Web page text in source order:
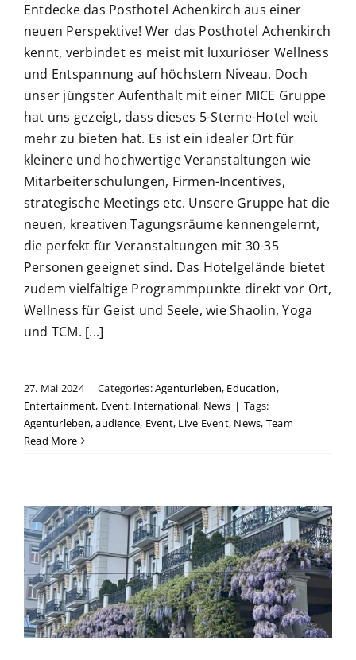
Entdecke das Posthotel Achenkirch aus einer
neuen Perspektive! Wer das Posthotel Achenkirch
kennt, verbindet es meist mit luxuriöser Wellness
und Entspannung auf höchstem Niveau. Doch
unser jüngster Aufenthalt mit einer MICE Gruppe
hat uns gezeigt, dass dieses 5-Sterne-Hotel weit
mehr zu bieten hat. Es ist ein idealer Ort für
kleinere und hochwertige Veranstaltungen wie
Mitarbeiterschulungen, Firmen-Incentives,
strategische Meetings etc. Unsere Gruppe hat die
neuen, kreativen Tagungsräume kennengelernt,
die perfekt für Veranstaltungen mit 30-35
Personen geeignet sind. Das Hotelgelände bietet
zudem vielfältige Programmpunkte direkt vor Ort,
Wellness für Geist und Seele, wie Shaolin, Yoga
und TCM. [...]
27. Mai 2024 | Categories:Agenturleben, Education,
Entertainment, Event, International, News | Tags:
Agenturleben,audience, Event, Live Event, News, Team
Read More